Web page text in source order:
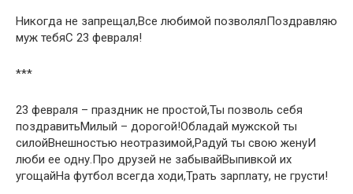
Никогда не запрещал,Все любимой позволялПоздравляю
муж тебяС 23 февраля!
***
23 февраля – праздник не простой,Ты позволь себя
поздравитьМилый – дорогой!Обладай мужской ты
силойВнешностью неотразимой,Радуй ты свою женуИ
люби ее одну.Про друзей не забывайВыпивкой их
угощайНа футбол всегда ходи,Трать зарплату, не грусти!